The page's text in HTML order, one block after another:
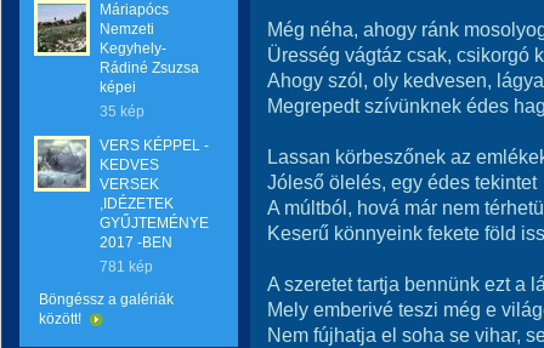
Máriapócs
Nemzeti
Kegyhely-
Rádiné Zsuzsa
képei
35 kép
VERS KÉPPEL -
KEDVES
VERSEK
,IDÉZETEK
GYŰJTEMÉNYE
2017 -BEN
781 kép
Böngéssz a galériák
között!
Még néha, ahogy ránk
Üresség vágtáz csak, csikorgó
Ahogy szól, oly kedvesen,
Megrepedt szívünknek édes
Lassan körbeszőnek az
Jóleső ölelés, egy édes tekintet
A múltból, hová már nem
Keserű könnyeink fekete föld
A szeretet tartja bennünk ezt a
Mely emberivé teszi még e
Nem fújhatja el soha se vihar,